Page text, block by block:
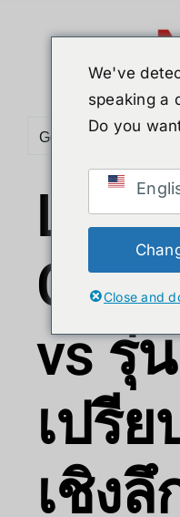
Go to...
Leap
vs รุ่
เปรีย
เชิง
We've
speaking a
Do you
Close and